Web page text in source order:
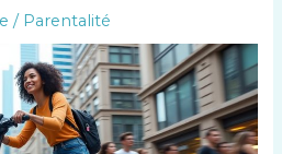
/ Parentalité